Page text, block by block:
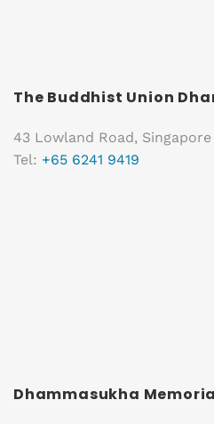
The Buddhist Union
43 Lowland Road, Singapore
Tel: +65 6241 9419
Dhammasukha